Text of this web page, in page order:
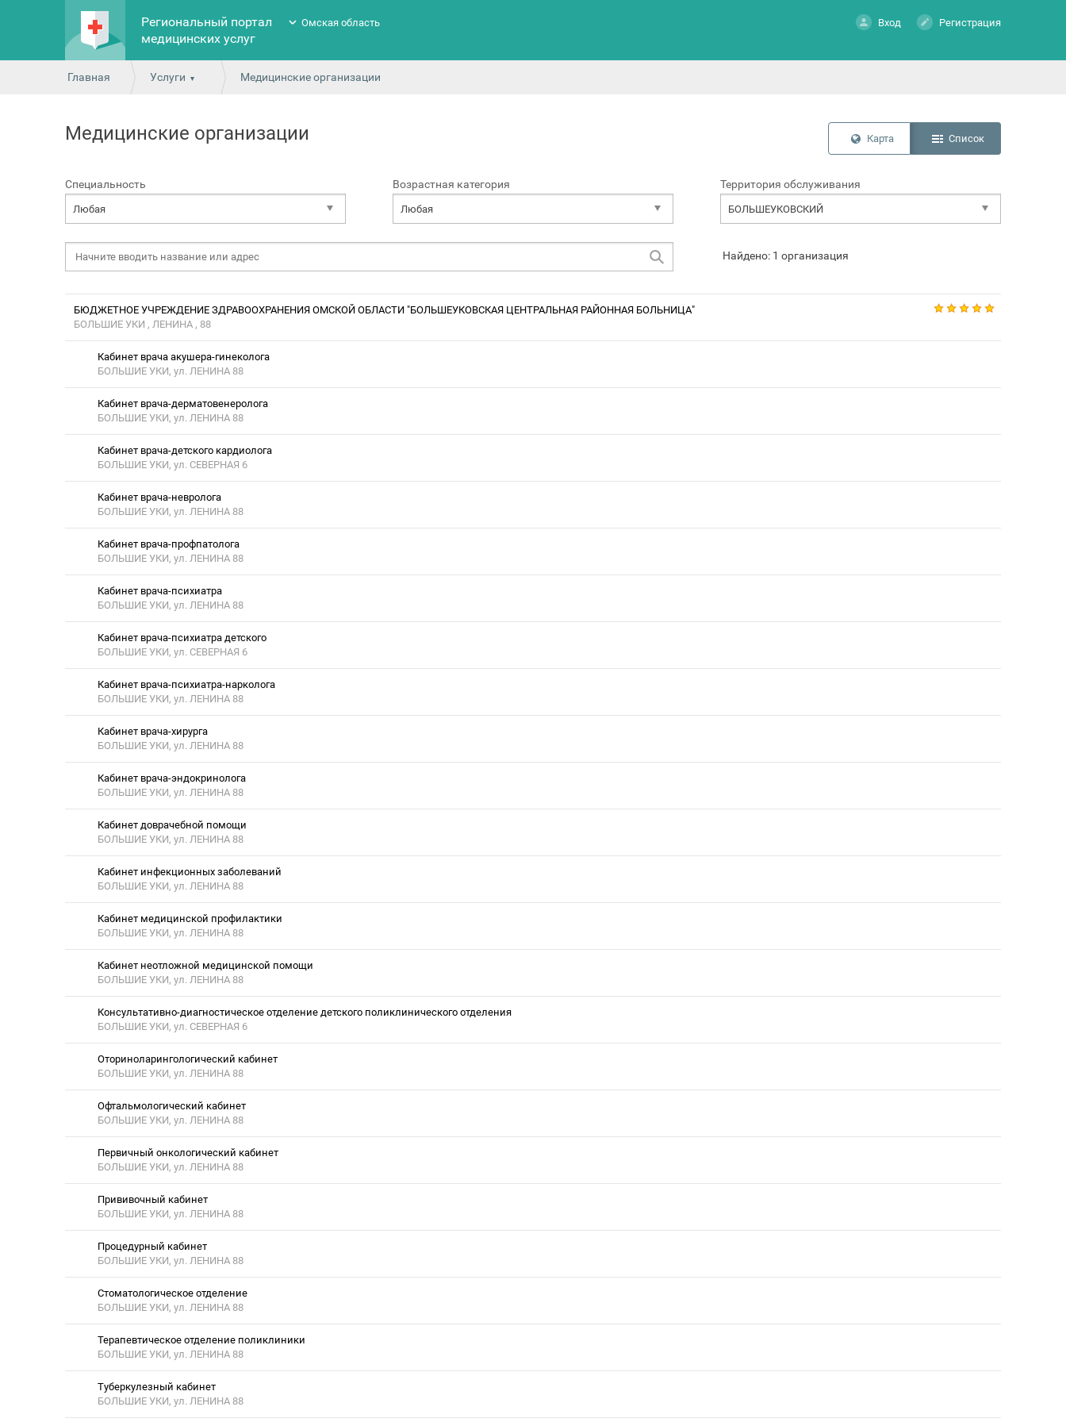
Региональный портал
медицинских услуг
Омская область Вход Регистрация
Главная Услуги Медицинские организации
Медицинские организации Карта Список
Специальность
Любая
Возрастная категория
Любая
Территория обслуживания
БОЛЬШЕУКОВСКИЙ
Найдено: 1 организация
БЮДЖЕТНОЕ УЧРЕЖДЕНИЕ ЗДРАВООХРАНЕНИЯ ОМСКОЙ ОБЛАСТИ "БОЛЬШЕУКОВСКАЯ ЦЕНТРАЛЬНАЯ РАЙОННАЯ БОЛЬНИЦА"
БОЛЬШИЕ УКИ , ЛЕНИНА , 88
Кабинет врача акушера-гинеколога
БОЛЬШИЕ УКИ, ул. ЛЕНИНА 88
Кабинет врача-дерматовенеролога
БОЛЬШИЕ УКИ, ул. ЛЕНИНА 88
Кабинет врача-детского кардиолога
БОЛЬШИЕ УКИ, ул. СЕВЕРНАЯ 6
Кабинет врача-невролога
БОЛЬШИЕ УКИ, ул. ЛЕНИНА 88
Кабинет врача-профпатолога
БОЛЬШИЕ УКИ, ул. ЛЕНИНА 88
Кабинет врача-психиатра
БОЛЬШИЕ УКИ, ул. ЛЕНИНА 88
Кабинет врача-психиатра детского
БОЛЬШИЕ УКИ, ул. СЕВЕРНАЯ 6
Кабинет врача-психиатра-нарколога
БОЛЬШИЕ УКИ, ул. ЛЕНИНА 88
Кабинет врача-хирурга
БОЛЬШИЕ УКИ, ул. ЛЕНИНА 88
Кабинет врача-эндокринолога
БОЛЬШИЕ УКИ, ул. ЛЕНИНА 88
Кабинет доврачебной помощи
БОЛЬШИЕ УКИ, ул. ЛЕНИНА 88
Кабинет инфекционных заболеваний
БОЛЬШИЕ УКИ, ул. ЛЕНИНА 88
Кабинет медицинской профилактики
БОЛЬШИЕ УКИ, ул. ЛЕНИНА 88
Кабинет неотложной медицинской помощи
БОЛЬШИЕ УКИ, ул. ЛЕНИНА 88
Консультативно-диагностическое отделение детского поликлинического отделения
БОЛЬШИЕ УКИ, ул. СЕВЕРНАЯ 6
Оториноларингологический кабинет
БОЛЬШИЕ УКИ, ул. ЛЕНИНА 88
Офтальмологический кабинет
БОЛЬШИЕ УКИ, ул. ЛЕНИНА 88
Первичный онкологический кабинет
БОЛЬШИЕ УКИ, ул. ЛЕНИНА 88
Прививочный кабинет
БОЛЬШИЕ УКИ, ул. ЛЕНИНА 88
Процедурный кабинет
БОЛЬШИЕ УКИ, ул. ЛЕНИНА 88
Стоматологическое отделение
БОЛЬШИЕ УКИ, ул. ЛЕНИНА 88
Терапевтическое отделение поликлиники
БОЛЬШИЕ УКИ, ул. ЛЕНИНА 88
Туберкулезный кабинет
БОЛЬШИЕ УКИ, ул. ЛЕНИНА 88